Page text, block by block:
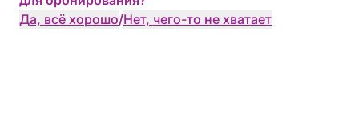
Да, всё хорошо/Нет, чего-то не хватает